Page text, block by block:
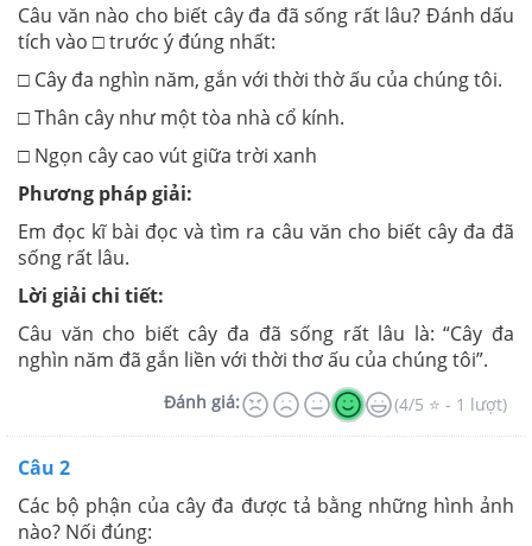
Câu văn nào cho biết cây đa đã sống rất lâu? Đánh dấu
tích vào □ trước ý đúng nhất:
□ Cây đa nghìn năm, gắn với thời thờ ấu của chúng tôi.
□ Thân cây như một tòa nhà cổ kính.
□ Ngọn cây cao vút giữa trời xanh
Phương pháp giải:
Em đọc kĩ bài đọc và tìm ra câu văn cho biết cây đa đã
sống rất lâu.
Lời giải chi tiết:
Câu văn cho biết cây đa đã sống rất lâu là: “Cây đa
nghìn năm đã gắn liền với thời thơ ấu của chúng tôi”.
Đánh giá: (4/5 ⭐ - 1 lượt)
Câu 2
Các bộ phận của cây đa được tả bằng những hình ảnh
nào? Nối đúng: